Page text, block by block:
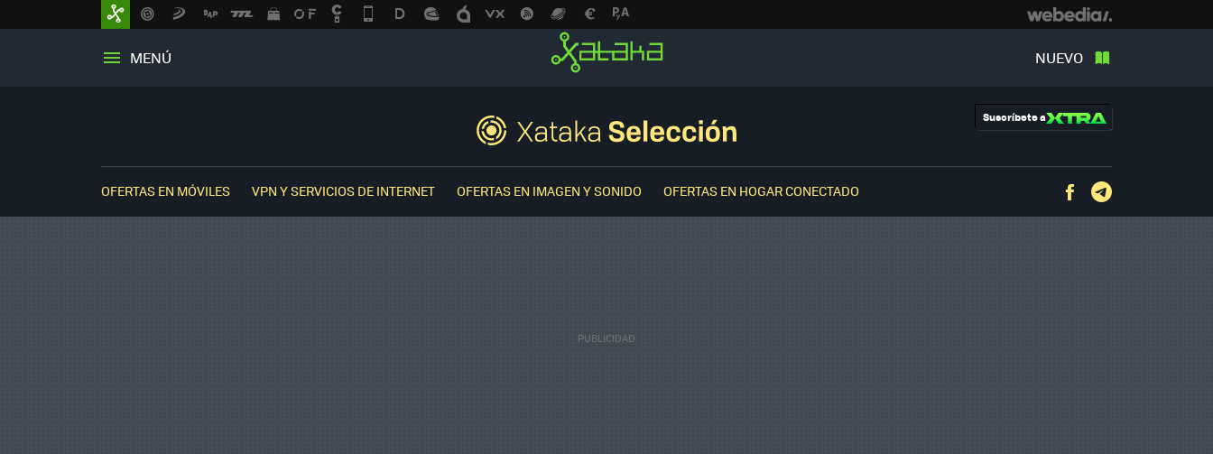
MENÚ NUEVO
Suscríbete a
OFERTAS EN MÓVILES VPN Y SERVICIOS DE INTERNET OFERTAS EN IMAGEN Y SONIDO OFERTAS EN HOGAR CONECTADO Facebook